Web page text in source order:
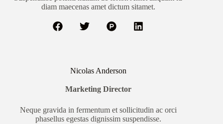
diam maecenas amet dictum sitamet.
Nicolas Anderson
Marketing Director
Neque gravida in fermentum et sollicitudin ac orci
phasellus egestas dignissim suspendisse.